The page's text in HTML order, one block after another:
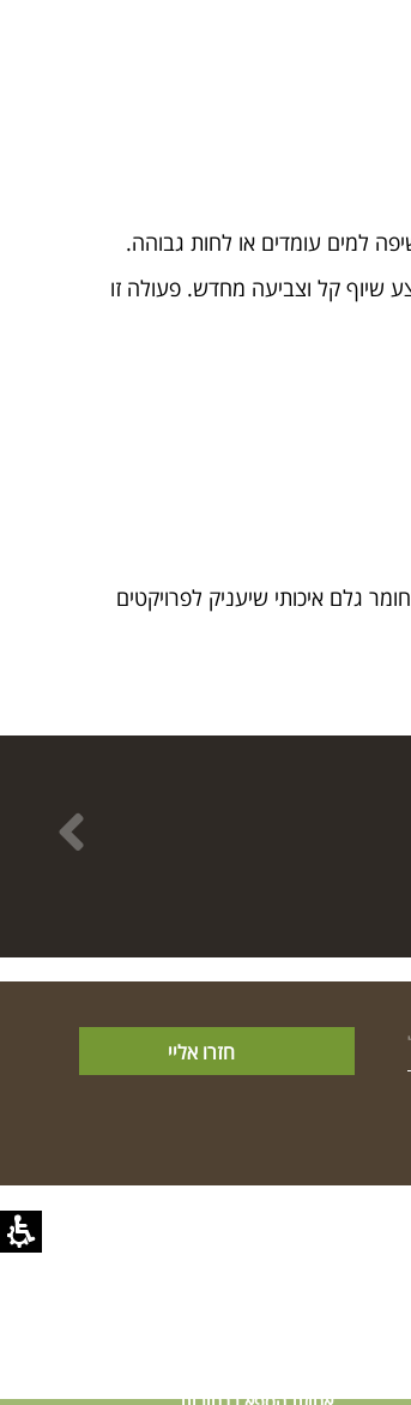
למים עומדים או לחות גבוהה.
שיוף קל וצביעה מחדש. פעולה זו
גלם איכותי שיעניק לפרויקטים